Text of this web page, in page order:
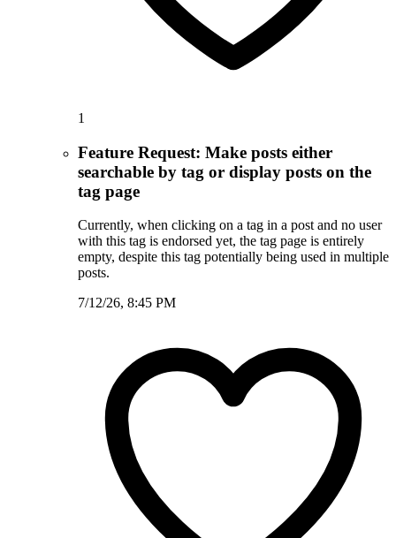
1
Feature Request: Make posts either
searchable by tag or display posts on the
tag page
Currently, when clicking on a tag in a post and no user
with this tag is endorsed yet, the tag page is entirely
empty, despite this tag potentially being used in multiple
posts.
7/12/26, 8:45 PM